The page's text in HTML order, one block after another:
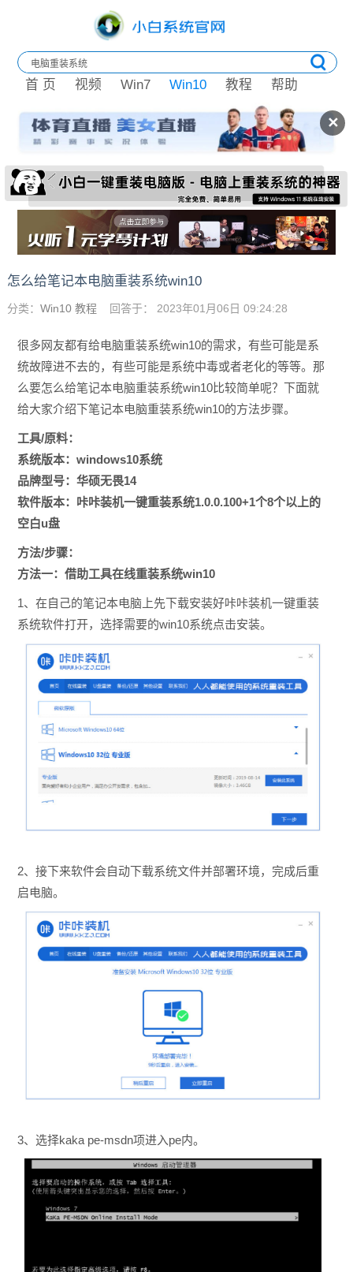
✕
首 页 视频 Win7 Win10 教程 帮助
怎么给笔记本电脑重装系统win10
分类： Win10 教程 回答于： 2023年01月06日 09:24:28
很多网友都有给电脑重装系统win10的需求，有些可能是系
统故障进不去的，有些可能是系统中毒或者老化的等等。那
么要怎么给笔记本电脑重装系统win10比较简单呢？下面就
给大家介绍下笔记本电脑重装系统win10的方法步骤。
工具/原料：
系统版本：windows10系统
品牌型号：华硕无畏14
软件版本：咔咔装机一键重装系统1.0.0.100+1个8个以上的
空白u盘
方法/步骤：
方法一：借助工具在线重装系统win10
1、在自己的笔记本电脑上先下载安装好咔咔装机一键重装
系统软件打开，选择需要的win10系统点击安装。
2、接下来软件会自动下载系统文件并部署环境，完成后重
启电脑。
3、选择kaka pe-msdn项进入pe内。